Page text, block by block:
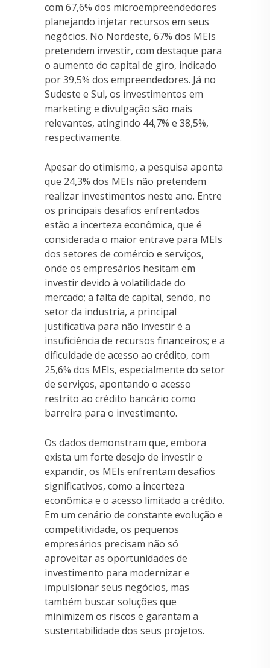
com 67,6% dos microempreendedores
planejando injetar recursos em seus
negócios. No Nordeste, 67% dos MEIs
pretendem investir, com destaque para
o aumento do capital de giro, indicado
por 39,5% dos empreendedores. Já no
Sudeste e Sul, os investimentos em
marketing e divulgação são mais
relevantes, atingindo 44,7% e 38,5%,
respectivamente.
Apesar do otimismo, a pesquisa aponta
que 24,3% dos MEIs não pretendem
realizar investimentos neste ano. Entre
os principais desafios enfrentados
estão a incerteza econômica, que é
considerada o maior entrave para MEIs
dos setores de comércio e serviços,
onde os empresários hesitam em
investir devido à volatilidade do
mercado; a falta de capital, sendo, no
setor da industria, a principal
justificativa para não investir é a
insuficiência de recursos financeiros; e a
dificuldade de acesso ao crédito, com
25,6% dos MEIs, especialmente do setor
de serviços, apontando o acesso
restrito ao crédito bancário como
barreira para o investimento.
Os dados demonstram que, embora
exista um forte desejo de investir e
expandir, os MEIs enfrentam desafios
significativos, como a incerteza
econômica e o acesso limitado a crédito.
Em um cenário de constante evolução e
competitividade, os pequenos
empresários precisam não só
aproveitar as oportunidades de
investimento para modernizar e
impulsionar seus negócios, mas
também buscar soluções que
minimizem os riscos e garantam a
sustentabilidade dos seus projetos.